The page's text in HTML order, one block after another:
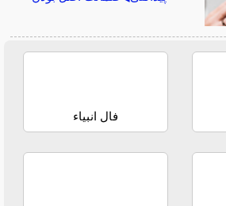
فال انبیاء